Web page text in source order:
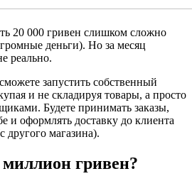
20 000 гривен слишком сложно
деньги). Но за месяц
реально.
запустить собственный
и не складируя товары, а просто
Будете принимать заказы,
и оформлять доставку до клиента
другого магазина).
гривен?